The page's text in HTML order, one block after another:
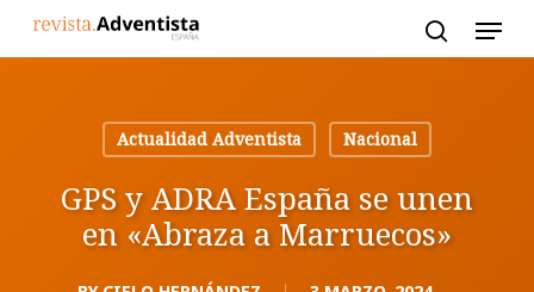
Actualidad Adventista
Nacional
GPS y ADRA España se unen
en «Abraza a Marruecos»